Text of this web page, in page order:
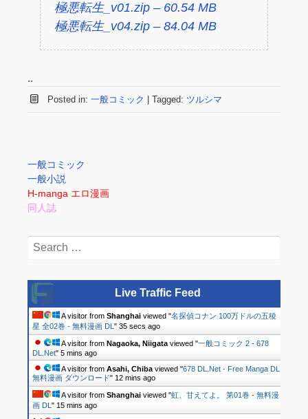
極悪転生_v01.zip – 60.54 MB
極悪転生_v04.zip – 84.04 MB
..
Posted in: 一般コミック Tagged: ツルシマ
一般コミック
一般小説
H-manga エロ漫画
同人誌
Search
Live Traffic Feed
A visitor from Shanghai viewed "名探偵コナン 100万ドルの五稜
星 全02巻 - 無料漫画 DL " 35 secs ago
A visitor from Nagaoka, Niigata viewed "一般コミック 2 - 678
DL.Net" 5 mins ago
A visitor from Asahi, Chiba viewed "678 DL.Net - Free Manga DL
無料漫画 ダウンロード" 12 mins ago
A visitor from Shanghai viewed "虹、甘えてよ。 第01巻 - 無料漫
画 DL " 15 mins ago